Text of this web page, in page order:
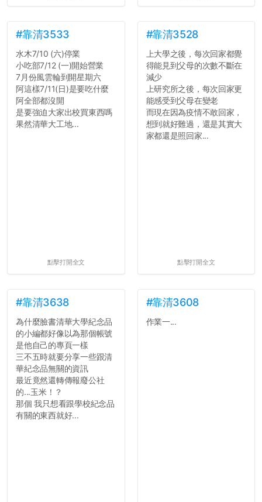
#靠清3533
水木7/10 (六)停業
小吃部7/12 (一)開始營業
7月份風雲輪到開星期六
阿這樣7/11(日)是要吃什麼
阿全部都沒開
是要強迫大家出校買東西嗎
果然清華大工地...
點擊打開全文
#靠清3528
上大學之後，每次回家都覺
得能見到父母的次數不斷在
減少
上研究所之後，每次回家更
能感受到父母在變老
而現在因為疫情不敢回家，
想到就好難過，還是其實大
家都還是照回家...
點擊打開全文
#靠清3638
為什麼臉書清華大學紀念品
的小編都好像以為那個帳號
是他自己的專頁一樣
三不五時就要分享一些跟清
華紀念品無關的資訊
最近竟然還轉傳報廢公社
的...玉米！？
那個 我只想看跟學校紀念品
有關的東西就好...
#靠清3608
作業一...